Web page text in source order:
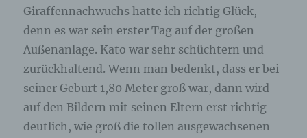
Giraffennachwuchs hatte ich richtig Glück,
denn es war sein erster Tag auf der großen
Außenanlage. Kato war sehr schüchtern und
zurückhaltend. Wenn man bedenkt, dass er bei
seiner Geburt 1,80 Meter groß war, dann wird
auf den Bildern mit seinen Eltern erst richtig
deutlich, wie groß die tollen ausgewachsenen